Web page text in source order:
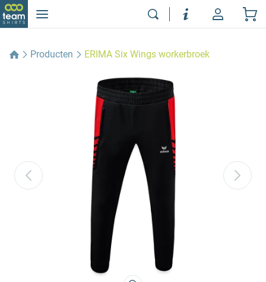
Producten ERIMA Six Wings workerbroek